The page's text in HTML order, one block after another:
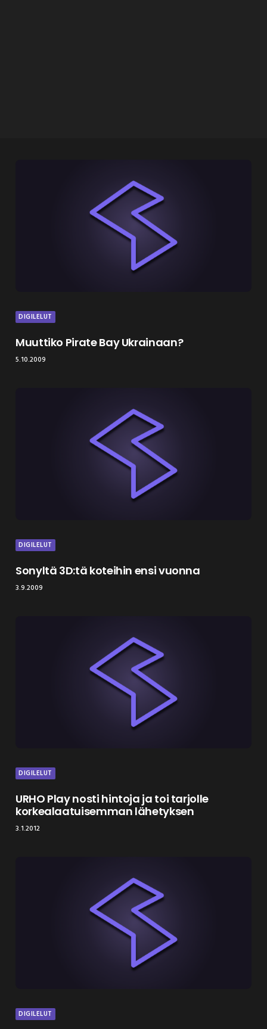
DIGILELUT
Muuttiko Pirate Bay Ukrainaan?
5.10.2009
DIGILELUT
Sonyltä 3D:tä koteihin ensi vuonna
3.9.2009
DIGILELUT
URHO Play nosti hintoja ja toi tarjolle
korkealaatuisemman lähetyksen
3.1.2012
DIGILELUT